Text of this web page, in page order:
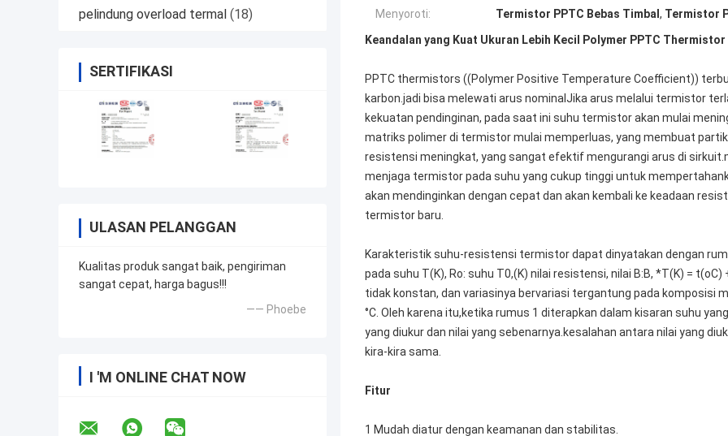
pelindung overload termal (18)
SERTIFIKASI
ULASAN PELANGGAN
Kualitas produk sangat baik, pengiriman
sangat cepat, harga bagus!!!
—— Phoebe
I 'M ONLINE CHAT NOW
Menyoroti: Termistor PPTC Bebas Timbal , Termistor
Keandalan yang Kuat Ukuran Lebih Kecil Polymer PPTC
PPTC thermistors ((Polymer Positive Temperature Coefficient))
karbon.jadi bisa melewati arus nominalJika arus melalui termistor
kekuatan pendinginan, pada saat ini suhu termistor akan mulai
matriks polimer di termistor mulai memperluas, yang membuat
resistensi meningkat, yang sangat efektif mengurangi arus di
menjaga termistor pada suhu yang cukup tinggi untuk
akan mendinginkan dengan cepat dan akan kembali ke keadaan
termistor baru.
Karakteristik suhu-resistensi termistor dapat dinyatakan dengan
pada suhu T(K), Ro: suhu T0,(K) nilai resistensi, nilai B:B, *T(K) =
tidak konstan, dan variasinya bervariasi tergantung pada komposisi
°C. Oleh karena itu,ketika rumus 1 diterapkan dalam kisaran suhu
yang diukur dan nilai yang sebenarnya.kesalahan antara nilai yang
kira-kira sama.
Fitur
1 Mudah diatur dengan keamanan dan stabilitas.